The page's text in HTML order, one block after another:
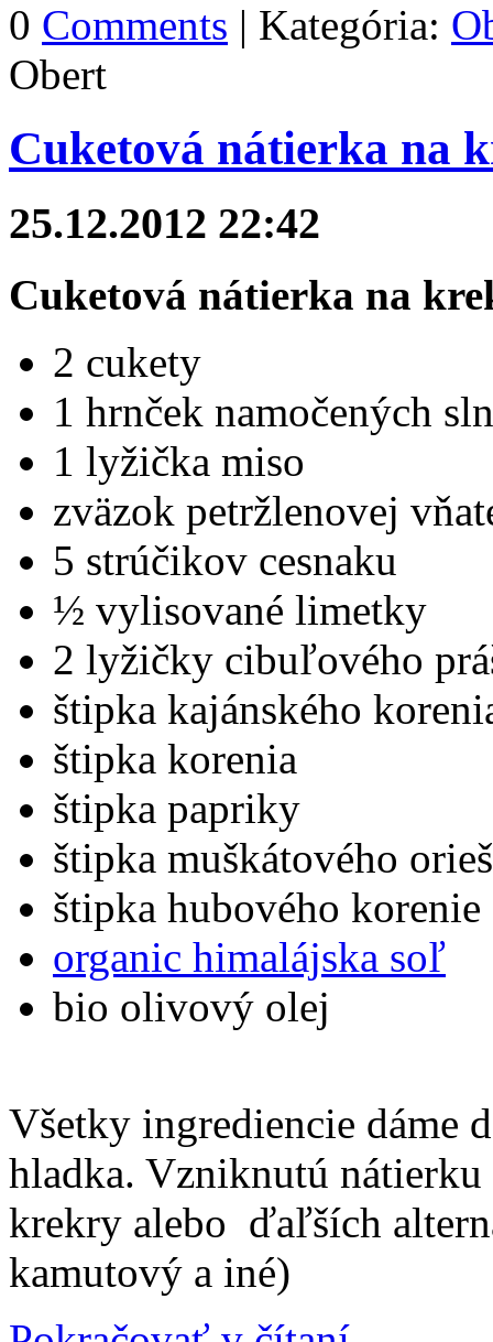
0 Comments | Kategória:
Obert
Cuketová nátierka na
25.12.2012 22:42
Cuketová nátierka na
2 cukety
1 hrnček namočených
1 lyžička miso
zväzok petržlenovej
5 strúčikov cesnaku
½ vylisované limetky
2 lyžičky cibuľového
štipka kajánského
štipka korenia
štipka papriky
štipka muškátového
štipka hubového korenie
organic himalájska soľ
bio olivový olej
Všetky ingrediencie dáme
hladka. Vzniknutú nátierku
krekry alebo ďaľších
kamutový a iné)